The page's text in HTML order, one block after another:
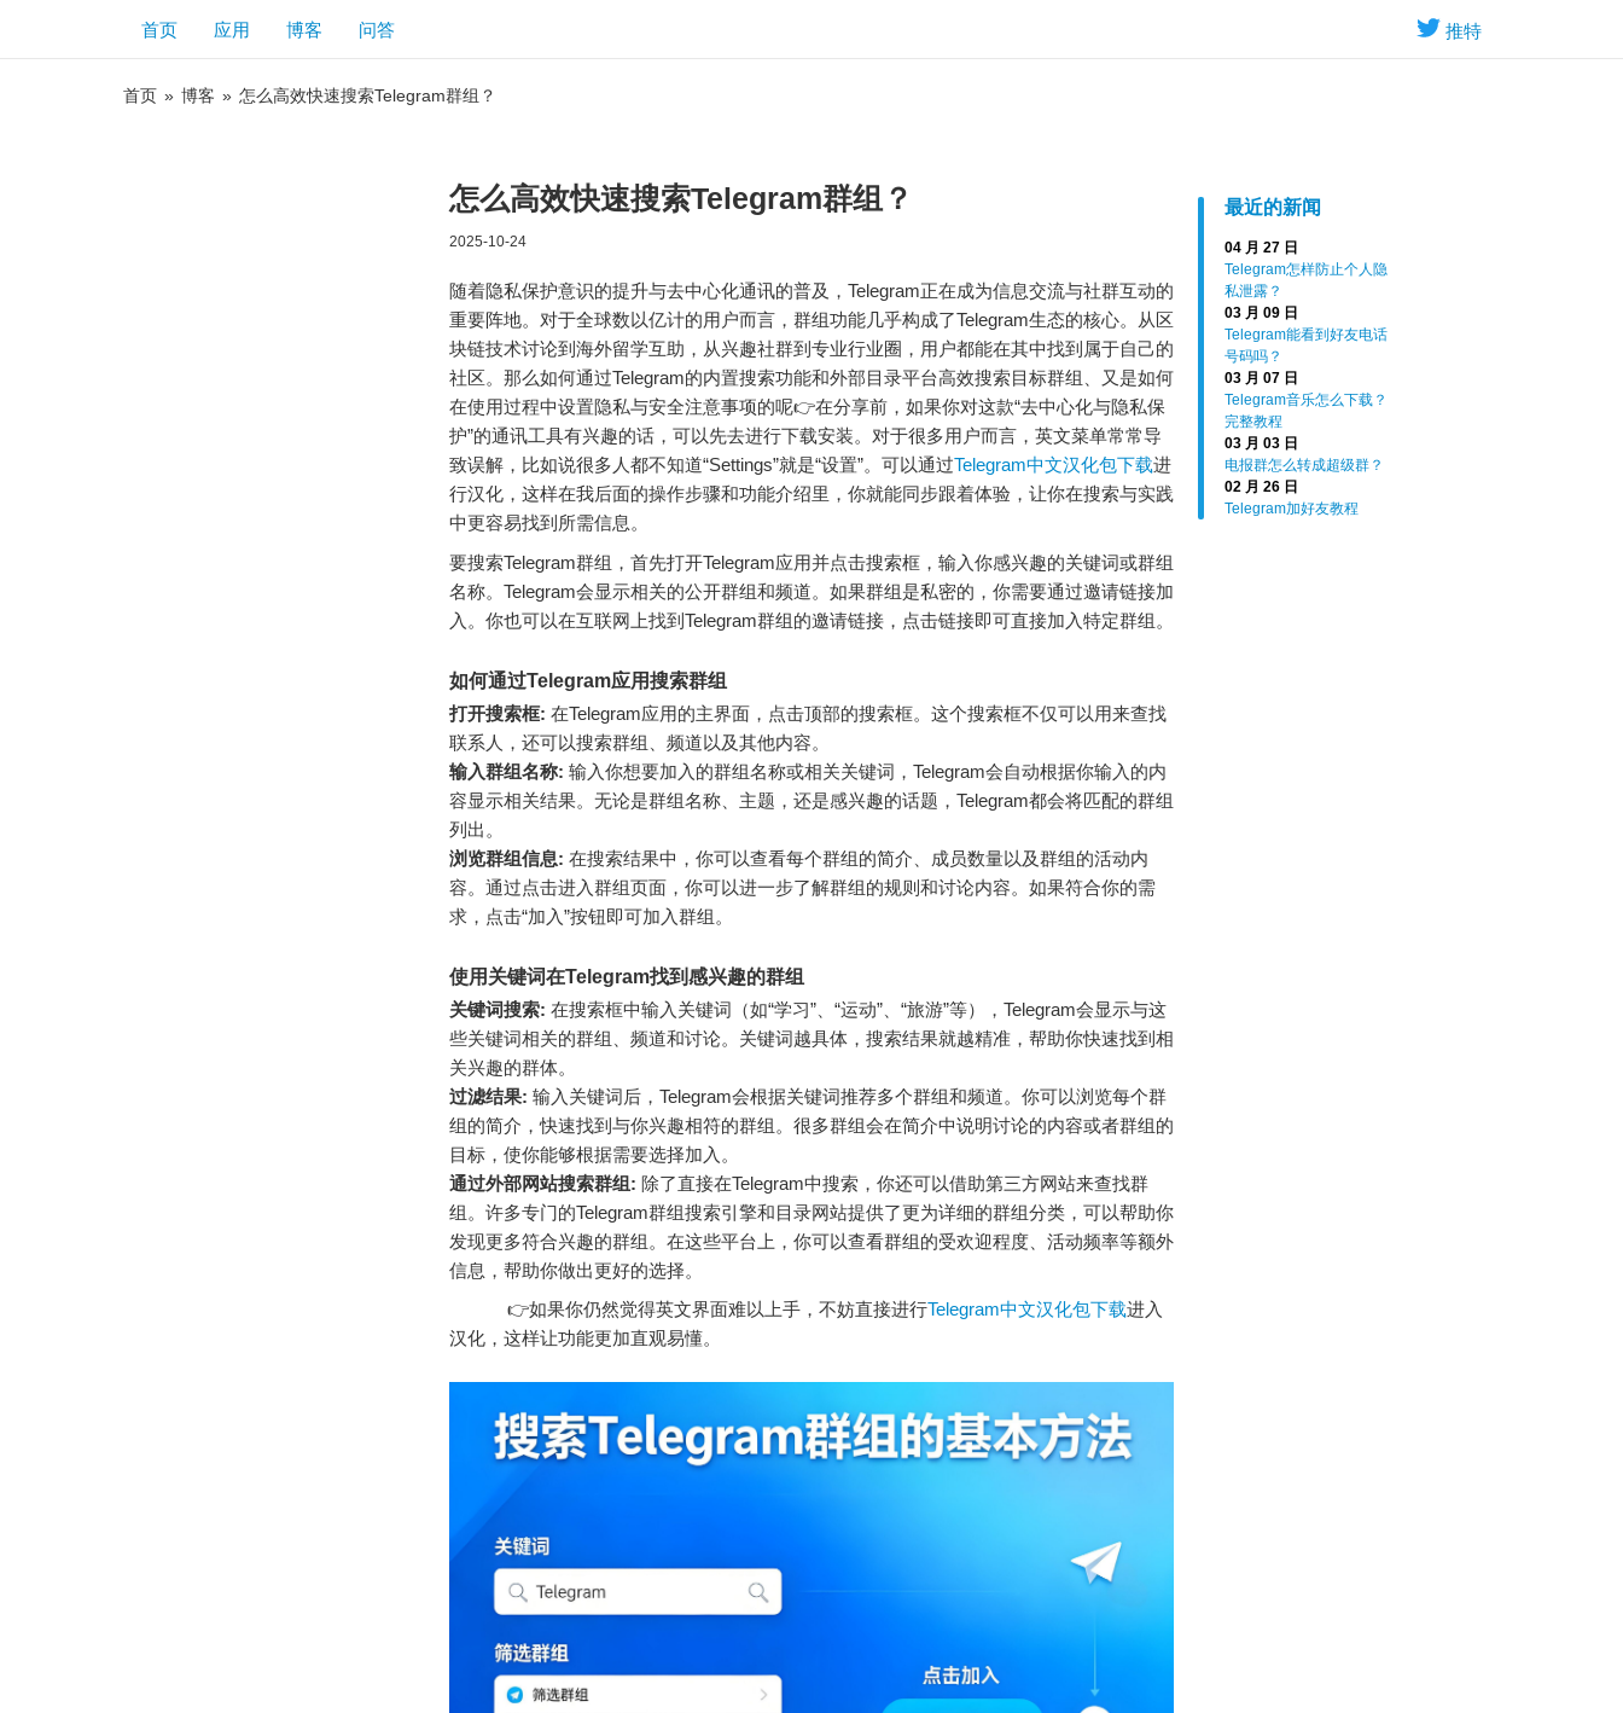
推特
首页 应用 博客 问答
首页 » 博客 » 怎么高效快速搜索Telegram群组？
最近的新闻
04 月 27 日
Telegram怎样防止个人隐
私泄露？
03 月 09 日
Telegram能看到好友电话
号码吗？
03 月 07 日
Telegram音乐怎么下载？
完整教程
03 月 03 日
电报群怎么转成超级群？
02 月 26 日
Telegram加好友教程
怎么高效快速搜索Telegram群组？
2025-10-24
随着隐私保护意识的提升与去中心化通讯的普及，Telegram正在成为信息交流与社群互动的
重要阵地。对于全球数以亿计的用户而言，群组功能几乎构成了Telegram生态的核心。从区
块链技术讨论到海外留学互助，从兴趣社群到专业行业圈，用户都能在其中找到属于自己的
社区。那么如何通过Telegram的内置搜索功能和外部目录平台高效搜索目标群组、又是如何
在使用过程中设置隐私与安全注意事项的呢👉在分享前，如果你对这款“去中心化与隐私保
护”的通讯工具有兴趣的话，可以先去进行下载安装。对于很多用户而言，英文菜单常常导
致误解，比如说很多人都不知道“Settings”就是“设置”。可以通过Telegram中文汉化包下载进
行汉化，这样在我后面的操作步骤和功能介绍里，你就能同步跟着体验，让你在搜索与实践
中更容易找到所需信息。
要搜索Telegram群组，首先打开Telegram应用并点击搜索框，输入你感兴趣的关键词或群组
名称。Telegram会显示相关的公开群组和频道。如果群组是私密的，你需要通过邀请链接加
入。你也可以在互联网上找到Telegram群组的邀请链接，点击链接即可直接加入特定群组。
如何通过Telegram应用搜索群组
打开搜索框: 在Telegram应用的主界面，点击顶部的搜索框。这个搜索框不仅可以用来查找
联系人，还可以搜索群组、频道以及其他内容。
输入群组名称: 输入你想要加入的群组名称或相关关键词，Telegram会自动根据你输入的内
容显示相关结果。无论是群组名称、主题，还是感兴趣的话题，Telegram都会将匹配的群组
列出。
浏览群组信息: 在搜索结果中，你可以查看每个群组的简介、成员数量以及群组的活动内
容。通过点击进入群组页面，你可以进一步了解群组的规则和讨论内容。如果符合你的需
求，点击“加入”按钮即可加入群组。
使用关键词在Telegram找到感兴趣的群组
关键词搜索: 在搜索框中输入关键词（如“学习”、“运动”、“旅游”等），Telegram会显示与这
些关键词相关的群组、频道和讨论。关键词越具体，搜索结果就越精准，帮助你快速找到相
关兴趣的群体。
过滤结果: 输入关键词后，Telegram会根据关键词推荐多个群组和频道。你可以浏览每个群
组的简介，快速找到与你兴趣相符的群组。很多群组会在简介中说明讨论的内容或者群组的
目标，使你能够根据需要选择加入。
通过外部网站搜索群组: 除了直接在Telegram中搜索，你还可以借助第三方网站来查找群
组。许多专门的Telegram群组搜索引擎和目录网站提供了更为详细的群组分类，可以帮助你
发现更多符合兴趣的群组。在这些平台上，你可以查看群组的受欢迎程度、活动频率等额外
信息，帮助你做出更好的选择。
👉如果你仍然觉得英文界面难以上手，不妨直接进行Telegram中文汉化包下载进入
汉化，这样让功能更加直观易懂。